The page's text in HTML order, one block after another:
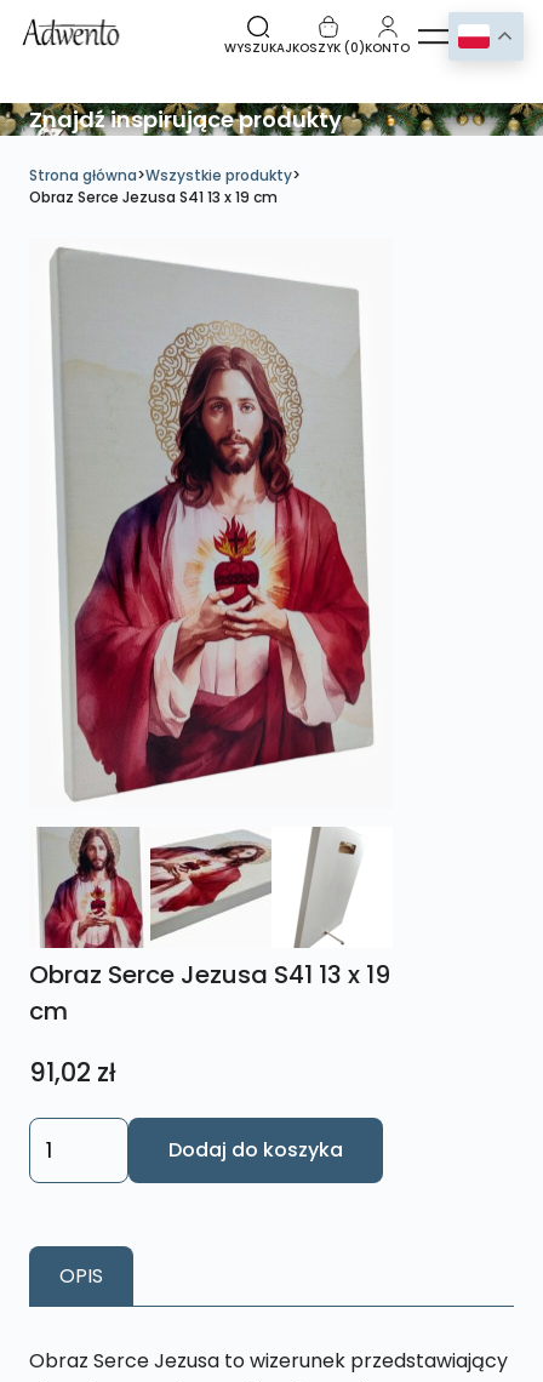
WYSZUKAJKOSZYK (0)KONTO
Znajdź inspirujące produkty
Strona główna>Wszystkie produkty>
Obraz Serce Jezusa S41 13 x 19 cm
Obraz Serce Jezusa S41 13 x 19
cm
91,02 zł
ilość
Obraz
S41
19
Dodaj do koszyka
OPIS
Obraz Serce Jezusa to wizerunek przedstawiający